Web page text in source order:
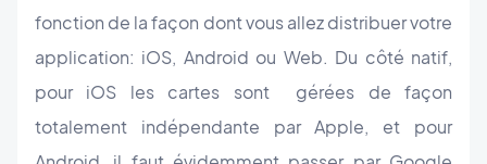
fonction de la façon dont vous allez distribuer votre
application: iOS, Android ou Web. Du côté natif,
pour iOS les cartes sont gérées de façon
totalement indépendante par Apple, et pour